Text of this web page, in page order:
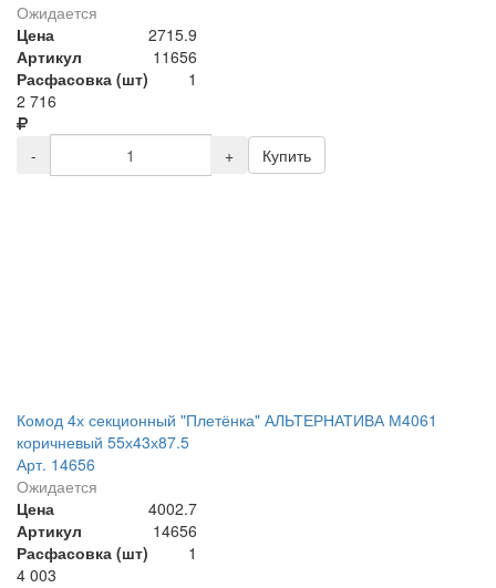
Ожидается
Цена
2715.9
Артикул
11656
Расфасовка (шт)
1
2 716
- + Купить
Комод 4х секционный "Плетёнка" АЛЬТЕРНАТИВА М4061
коричневый 55х43х87.5
Арт. 14656
Ожидается
Цена
4002.7
Артикул
14656
Расфасовка (шт)
1
4 003